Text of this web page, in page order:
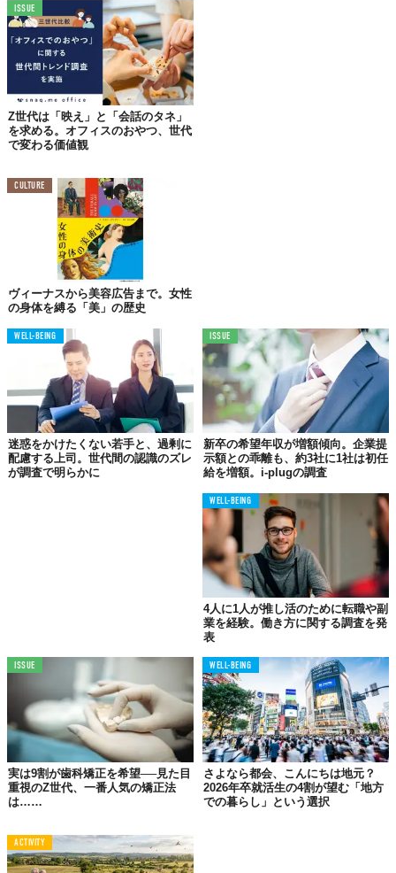
デジタルが「母語」である強み
IQ PARTNERSの記事では、Gen Alphaを特徴づける5つの要素が
挙げられています。なかでも際立つのが「デジタル習熟度」で
す。スマートフォンやタブレットに囲まれて育った彼らにとっ
て、テクノロジーの活用は「学んだスキル」ではなく「第二の天
性」だと同記事は表現しています。
実際、同調査では
欠になると考えているという結果も出ています。Gen Zがデジタ
ルネイティブと呼ばれてきましたが、Gen Alphaはさらにその先
──AIネイティブとでも呼ぶべき感覚を持ち合わせているのかもし
れません。
日本に目を向けても、総務省の情報通信白書が示すように、低年
齢層のインターネット利用率は年々上昇しています。こうした環
境で育つ子どもたちが労働市場に参入したとき、テクノロジーと
の向き合い方そのものが、世代間で根本的に異なる可能性は十分
にあるでしょう。
企業に求められる「共鳴」の設計
一方で、注意持続時間の短さや、テンポの速いコンテンツへの慣
れといった課題も指摘されています。IQ PARTNERSの記事で
も、Gen Alphaは前世代と比べて集中力が持続しにくい傾向があ
しかし、それは単なる「弱点」として片づけられるものでしょう
か。むしろ、短時間で本質を見抜き、効率的に情報を処理する能
力の裏返しとも捉えられます。OECDが推進する「Education
2030」プロジェクトでも、未来の教育に求められるのは知識の詰
め込みではなく、自ら課題を発見し解決する力だとされていま
す。Gen Alphaの「自律的な学習者」としての特性は、まさにこ
同記事は最後に、企業の成功はこの新世代を惹きつけ、採用する
能力にかかっていると結んでいます。ここで重要なのは、従来の
「選ぶ側」としての採用戦略が通用しなくなるかもしれないとい
う視点です。多様性と包摂性を当然のものとして育ち、環境問題
への意識も高いこの世代に対して、企業は「ポジションを与え
る」のではなく、「共に価値を生む関係」を提示する必要がある
のではないでしょうか。
と。けれど、76%が「自分がボスになりたい」と答える世代の足
音は、もうすぐそこまで来ています。その足音に耳を傾け、いま
ISSUE
Z世代は「映え」と「会話のタネ」
を求める。オフィスのおやつ、世代
で変わる価値観
CULTURE
ヴィーナスから美容広告まで。女性
の身体を縛る「美」の歴史
WELL-BEING
迷惑をかけたくない若手と、過剰に
配慮する上司。世代間の認識のズレ
が調査で明らかに
ISSUE
新卒の希望年収が増額傾向。企業提
示額との乖離も、約3社に1社は初任
給を増額。i-plugの調査
WELL-BEING
4人に1人が推し活のために転職や副
業を経験。働き方に関する調査を発
表
ISSUE
実は9割が歯科矯正を希望──見た目
重視のZ世代、一番人気の矯正法
は……
WELL-BEING
さよなら都会、こんにちは地元？
2026年卒就活生の4割が望む「地方
での暮らし」という選択
ACTIVITY